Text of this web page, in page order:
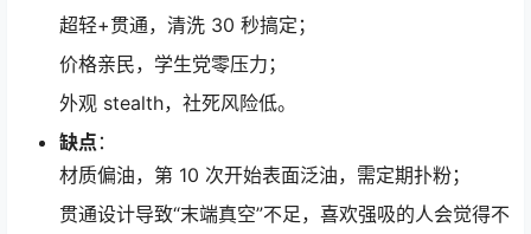
超轻+贯通，清洗 30 秒搞定；
价格亲民，学生党零压力；
外观 stealth，社死风险低。
缺点 ：
材质偏油，第 10 次开始表面泛油，需定期扑粉；
贯通设计导致“末端真空”不足，喜欢强吸的人会觉得不